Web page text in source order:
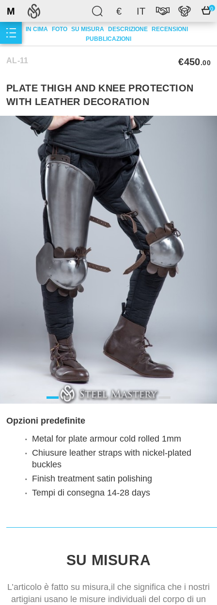
€ IT 0
M
IN CIMA FOTO SU MISURA DESCRIZIONE
RECENSIONI
PUBBLICAZIONI
AL-11 €450.00
PLATE THIGH AND KNEE PROTECTION
WITH LEATHER DECORATION
Opzioni predefinite
Metal for plate armour cold rolled 1mm
Chiusure leather straps with nickel-plated
buckles
Finish treatment satin polishing
Tempi di consegna 14-28 days
SU MISURA
L’articolo è fatto su misura,il che significa che i nostri
artigiani usano le misure individuali del corpo di un